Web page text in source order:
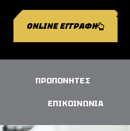
ONLINE ΕΓΓΡΑΦΗ
ΠΡΟΠΟΝΗΤΕΣ
ΕΠΙΚΟΙΝΩΝΙΑ